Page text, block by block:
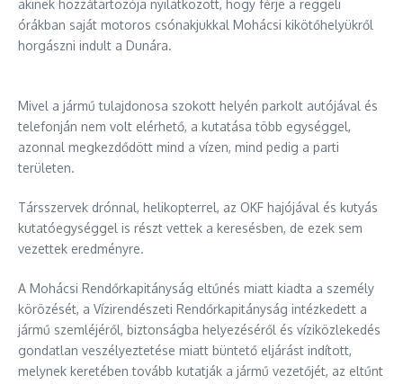
akinek hozzátartozója nyilatkozott, hogy férje a reggeli
órákban saját motoros csónakjukkal Mohácsi kikötőhelyükről
horgászni indult a Dunára.
Mivel a jármű tulajdonosa szokott helyén parkolt autójával és
telefonján nem volt elérhető, a kutatása több egységgel,
azonnal megkezdődött mind a vízen, mind pedig a parti
területen.
Társszervek drónnal, helikopterrel, az OKF hajójával és kutyás
kutatóegységgel is részt vettek a keresésben, de ezek sem
vezettek eredményre.
A Mohácsi Rendőrkapitányság eltűnés miatt kiadta a személy
körözését, a Vízirendészeti Rendőrkapitányság intézkedett a
jármű szemléjéről, biztonságba helyezéséről és víziközlekedés
gondatlan veszélyeztetése miatt büntető eljárást indított,
melynek keretében tovább kutatják a jármű vezetőjét, az eltűnt